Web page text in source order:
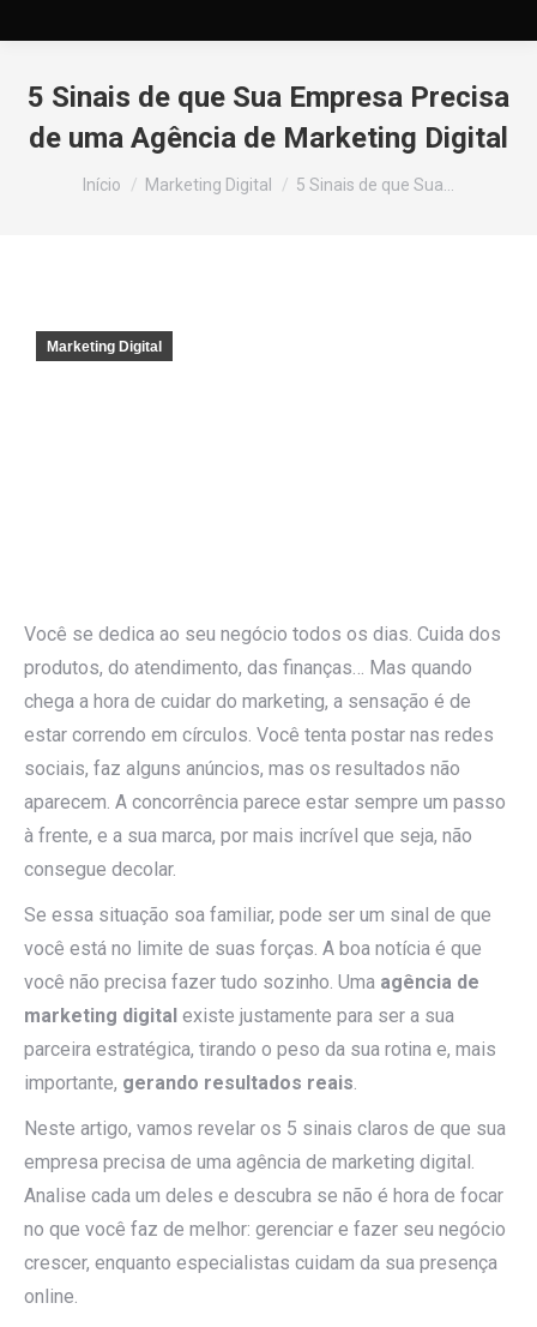
5 Sinais de que Sua Empresa Precisa
de uma Agência de Marketing Digital
Você está aqui:
Início Marketing Digital 5 Sinais de que Sua…
Marketing Digital
Você se dedica ao seu negócio todos os dias. Cuida dos
produtos, do atendimento, das finanças… Mas quando
chega a hora de cuidar do marketing, a sensação é de
estar correndo em círculos. Você tenta postar nas redes
sociais, faz alguns anúncios, mas os resultados não
aparecem. A concorrência parece estar sempre um passo
à frente, e a sua marca, por mais incrível que seja, não
consegue decolar.
Se essa situação soa familiar, pode ser um sinal de que
você está no limite de suas forças. A boa notícia é que
você não precisa fazer tudo sozinho. Uma agência de
marketing digital existe justamente para ser a sua
parceira estratégica, tirando o peso da sua rotina e, mais
importante, gerando resultados reais.
Neste artigo, vamos revelar os 5 sinais claros de que sua
empresa precisa de uma agência de marketing digital.
Analise cada um deles e descubra se não é hora de focar
no que você faz de melhor: gerenciar e fazer seu negócio
crescer, enquanto especialistas cuidam da sua presença
online.